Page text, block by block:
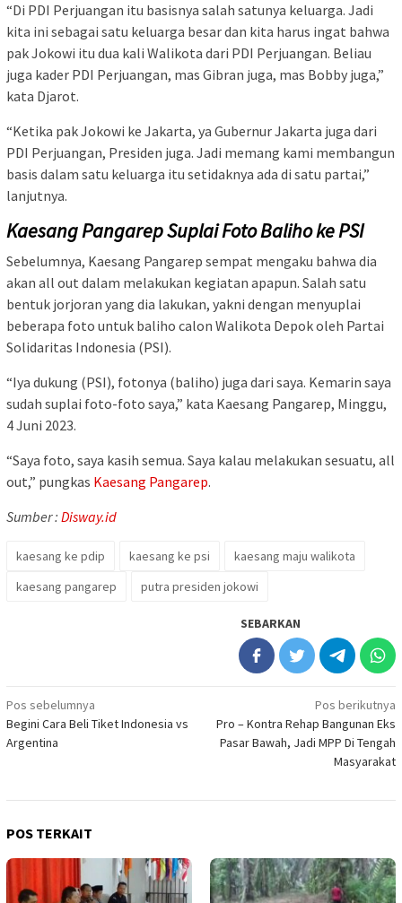
“Di PDI Perjuangan itu basisnya salah satunya keluarga. Jadi
kita ini sebagai satu keluarga besar dan kita harus ingat bahwa
pak Jokowi itu dua kali Walikota dari PDI Perjuangan. Beliau
juga kader PDI Perjuangan, mas Gibran juga, mas Bobby juga,”
kata Djarot.
“Ketika pak Jokowi ke Jakarta, ya Gubernur Jakarta juga dari
PDI Perjuangan, Presiden juga. Jadi memang kami membangun
basis dalam satu keluarga itu setidaknya ada di satu partai,”
lanjutnya.
Kaesang Pangarep Suplai Foto Baliho ke PSI
Sebelumnya, Kaesang Pangarep sempat mengaku bahwa dia
akan all out dalam melakukan kegiatan apapun. Salah satu
bentuk jorjoran yang dia lakukan, yakni dengan menyuplai
beberapa foto untuk baliho calon Walikota Depok oleh Partai
Solidaritas Indonesia (PSI).
“Iya dukung (PSI), fotonya (baliho) juga dari saya. Kemarin saya
sudah suplai foto-foto saya,” kata Kaesang Pangarep, Minggu,
4 Juni 2023.
“Saya foto, saya kasih semua. Saya kalau melakukan sesuatu, all
out,” pungkas Kaesang Pangarep.
Sumber : Disway.id
kaesang ke pdip kaesang ke psi
kaesang maju walikota
kaesang pangarep
putra presiden jokowi
SEBARKAN
Navigasi
pos
Pos sebelumnya
Begini Cara Beli Tiket Indonesia vs
Argentina
Pos berikutnya
Pro – Kontra Rehap Bangunan Eks
Pasar Bawah, Jadi MPP Di Tengah
Masyarakat
POS TERKAIT